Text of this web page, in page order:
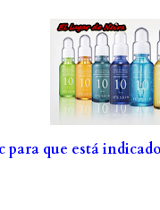
para que está